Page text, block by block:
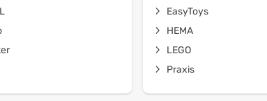
EasyToys
HEMA
LEGO
Praxis